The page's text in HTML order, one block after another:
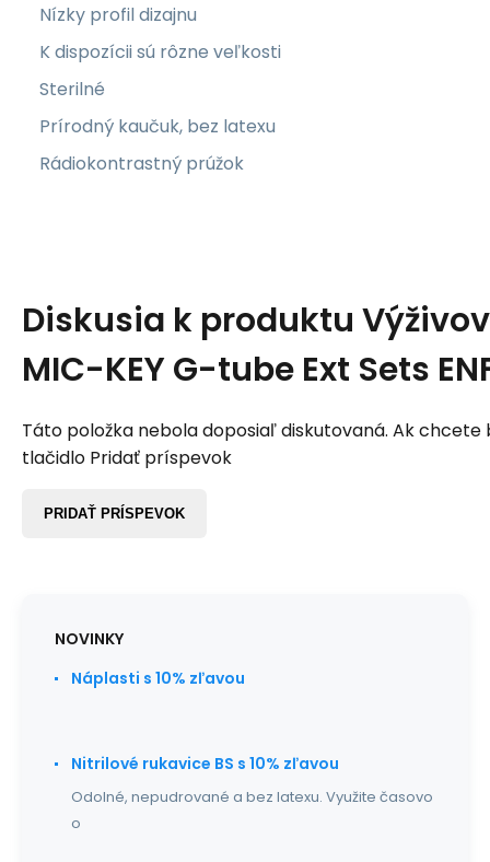
Nízky profil dizajnu
K dispozícii sú rôzne veľkosti
Sterilné
Prírodný kaučuk, bez latexu
Rádiokontrastný prúžok
Diskusia k produktu
MIC-KEY G-tube Ext Sets
Táto položka nebola doposiaľ diskutovaná. Ak chcete
tlačidlo Pridať príspevok
PRIDAŤ PRÍSPEVOK
NOVINKY
Náplasti s 10% zľavou
Nitrilové rukavice BS s 10% zľavou
Odolné, nepudrované a bez latexu. Využite časovo
o